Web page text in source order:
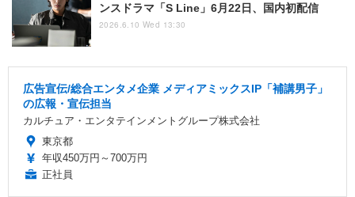
ンスドラマ「S Line」6月22日、国内初配信
2026.6.10 Wed 13:30
広告宣伝/総合エンタメ企業 メディアミックスIP「補講男子」
の広報・宣伝担当
カルチュア・エンタテインメントグループ株式会社
東京都
年収450万円～700万円
正社員